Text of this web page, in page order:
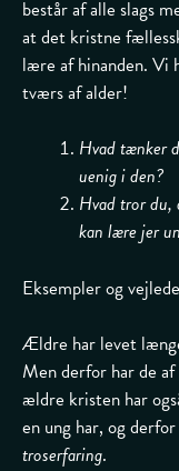
består af alle slags
at det kristne
lære af hinanden. Vi
tværs af alder!
Hvad tænker
uenig i den?
Hvad tror
kan lære jer
Eksempler og
Ældre har levet
Men derfor har de
ældre kristen har
en ung har, og
troserfaring.